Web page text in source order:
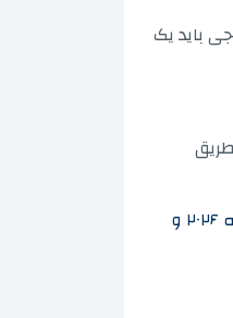
باید یک
یا از طریق
و درباره سرمایه‌گذاری املاک برای خارجی‌ها در ترکیه ۲۰۲۶ و